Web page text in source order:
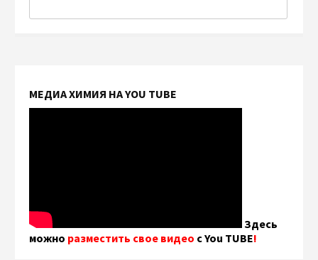
МЕДИА ХИМИЯ НА YOU TUBE
Здесь
можно разместить свое видео с You TUBE!